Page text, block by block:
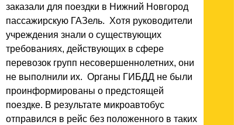
заказали для поездки в Нижний Новгород
пассажирскую ГАЗель. Хотя руководители
учреждения знали о существующих
требованиях, действующих в сфере
перевозок групп несовершеннолетних, они
не выполнили их. Органы ГИБДД не были
проинформированы о предстоящей
поездке. В результате микроавтобус
отправился в рейс без положенного в таких